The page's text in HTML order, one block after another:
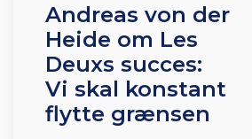
Andreas von der
Heide om Les
Deuxs succes:
Vi skal konstant
flytte grænsen